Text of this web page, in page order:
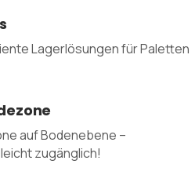
Lagerlösungen für Paletten
auf Bodenebene –
zugänglich!